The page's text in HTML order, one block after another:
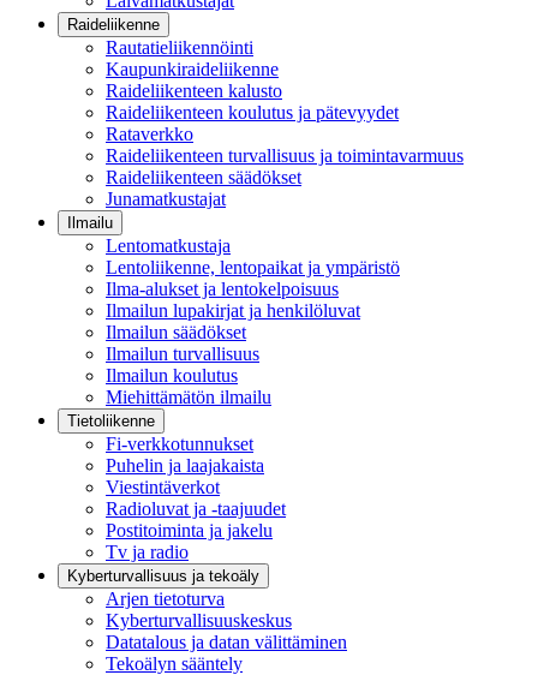
Raideliikenne
Rautatieliikennöinti
Kaupunkiraideliikenne
Raideliikenteen kalusto
Raideliikenteen koulutus ja pätevyydet
Rataverkko
Raideliikenteen turvallisuus ja toimintavarmuus
Raideliikenteen säädökset
Junamatkustajat
Ilmailu
Lentomatkustaja
Lentoliikenne, lentopaikat ja ympäristö
Ilma-alukset ja lentokelpoisuus
Ilmailun lupakirjat ja henkilöluvat
Ilmailun säädökset
Ilmailun turvallisuus
Ilmailun koulutus
Miehittämätön ilmailu
Tietoliikenne
Fi-verkkotunnukset
Puhelin ja laajakaista
Viestintäverkot
Radioluvat ja -taajuudet
Postitoiminta ja jakelu
Tv ja radio
Kyberturvallisuus ja tekoäly
Arjen tietoturva
Kyberturvallisuuskeskus
Datatalous ja datan välittäminen
Tekoälyn sääntely